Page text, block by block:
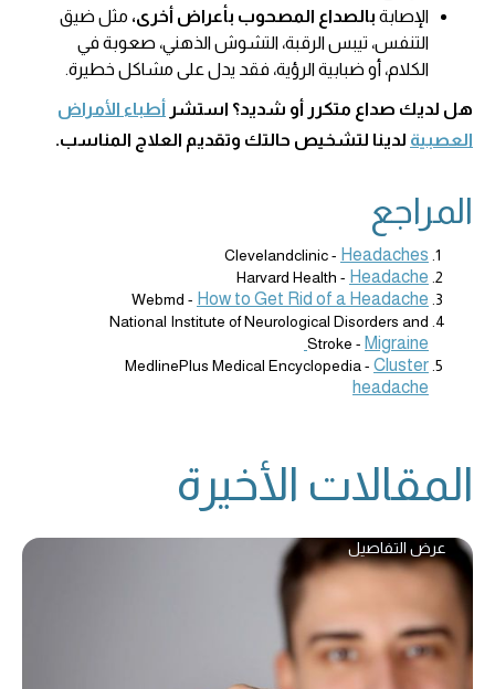
الإصابة بالصداع المصحوب بأعراض أخرى، مثل ضيق
التنفس، تيبس الرقبة، التشوش الذهني، صعوبة في
الكلام، أو ضبابية الرؤية، فقد يدل على مشاكل خطيرة.
هل لديك صداع متكرر أو شديد؟ استشر أطباء الأمراض
العصبية لدينا لتشخيص حالتك وتقديم العلاج المناسب.
المراجع
Clevelandclinic - Headaches
Harvard Health - Headache
Webmd - How to Get Rid of a Headache
National Institute of Neurological Disorders and
Stroke - Migraine
MedlinePlus Medical Encyclopedia - Cluster
headache
المقالات الأخيرة
عرض التفاصيل